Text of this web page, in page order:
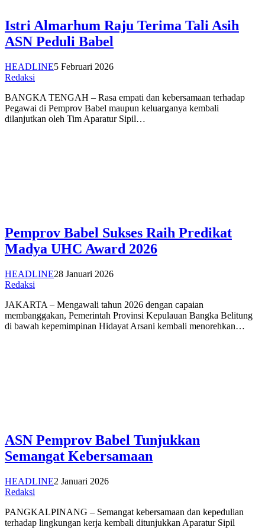
Istri Almarhum Raju Terima Tali Asih
ASN Peduli Babel
HEADLINE5 Februari 2026
Redaksi
BANGKA TENGAH – Rasa empati dan kebersamaan terhadap
Pegawai di Pemprov Babel maupun keluarganya kembali
dilanjutkan oleh Tim Aparatur Sipil…
Pemprov Babel Sukses Raih Predikat
Madya UHC Award 2026
HEADLINE28 Januari 2026
Redaksi
JAKARTA – Mengawali tahun 2026 dengan capaian
membanggakan, Pemerintah Provinsi Kepulauan Bangka Belitung
di bawah kepemimpinan Hidayat Arsani kembali menorehkan…
ASN Pemprov Babel Tunjukkan
Semangat Kebersamaan
HEADLINE2 Januari 2026
Redaksi
PANGKALPINANG – Semangat kebersamaan dan kepedulian
terhadap lingkungan kerja kembali ditunjukkan Aparatur Sipil